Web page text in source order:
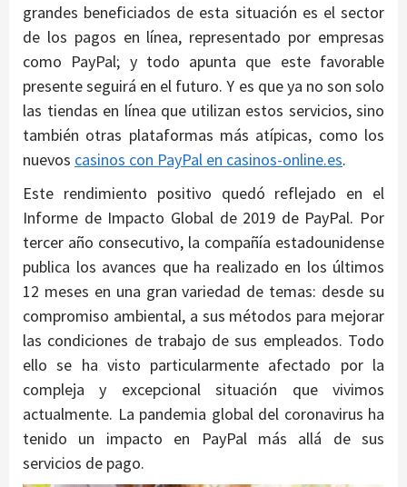
grandes beneficiados de esta situación es el sector
de los pagos en línea, representado por empresas
como PayPal; y todo apunta que este favorable
presente seguirá en el futuro. Y es que ya no son solo
las tiendas en línea que utilizan estos servicios, sino
también otras plataformas más atípicas, como los
nuevos casinos con PayPal en casinos-online.es.
Este rendimiento positivo quedó reflejado en el
Informe de Impacto Global de 2019 de PayPal. Por
tercer año consecutivo, la compañía estadounidense
publica los avances que ha realizado en los últimos
12 meses en una gran variedad de temas: desde su
compromiso ambiental, a sus métodos para mejorar
las condiciones de trabajo de sus empleados. Todo
ello se ha visto particularmente afectado por la
compleja y excepcional situación que vivimos
actualmente. La pandemia global del coronavirus ha
tenido un impacto en PayPal más allá de sus
servicios de pago.